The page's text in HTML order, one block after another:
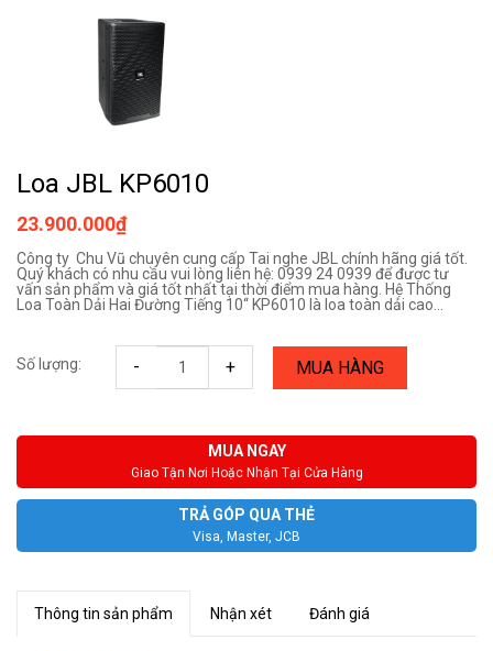
Loa JBL KP6010
23.900.000₫
Công ty Chu Vũ chuyên cung cấp Tai nghe JBL chính hãng giá tốt.
Quý khách có nhu cầu vui lòng liên hệ: 0939 24 0939 để được tư
vấn sản phẩm và giá tốt nhất tại thời điểm mua hàng. Hệ Thống
Loa Toàn Dải Hai Đường Tiếng 10‘‘ KP6010 là loa toàn dải cao...
Số lượng: - + MUA HÀNG
MUA NGAY
Giao Tận Nơi Hoặc Nhận Tại Cửa Hàng
TRẢ GÓP QUA THẺ
Visa, Master, JCB
Thông tin sản phẩm Nhận xét Đánh giá